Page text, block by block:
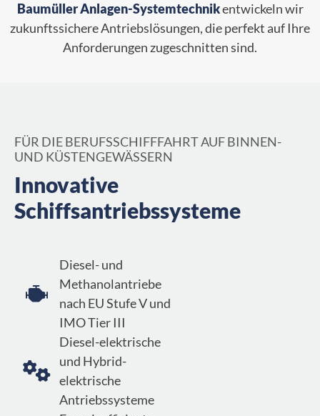
BaumüllerAnlagen-Systemtechnikentwickeln wir
zukunftssichere Antriebslösungen, die perfekt auf Ihre
Anforderungen zugeschnitten sind.
FÜR DIE BERUFSSCHIFFFAHRT AUF BINNEN-
UND KÜSTENGEWÄSSERN
Innovative
Schiffsantriebssysteme

Diesel- und
Methanolantriebe
nach EU Stufe V und
IMO Tier III

Diesel-elektrische
und Hybrid-
elektrische
Antriebssysteme